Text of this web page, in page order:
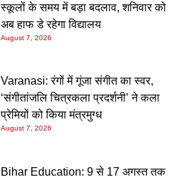
स्कूलों के समय में बड़ा बदलाव, शनिवार को
अब हाफ डे रहेगा विद्यालय
August 7, 2026
Varanasi: रंगों में गूंजा संगीत का स्वर,
‘संगीतांजलि चित्रकला प्रदर्शनी’ ने कला
प्रेमियों को किया मंत्रमुग्ध
August 7, 2026
Bihar Education: 9 से 17 अगस्त तक